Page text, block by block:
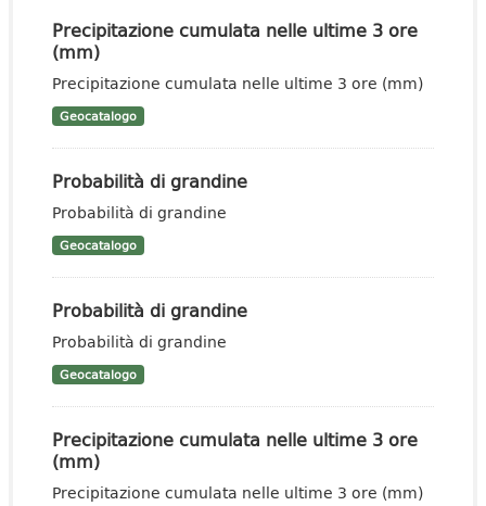
Precipitazione cumulata nelle ultime 3 ore
(mm)
Precipitazione cumulata nelle ultime 3 ore (mm)
Geocatalogo
Probabilità di grandine
Probabilità di grandine
Geocatalogo
Probabilità di grandine
Probabilità di grandine
Geocatalogo
Precipitazione cumulata nelle ultime 3 ore
(mm)
Precipitazione cumulata nelle ultime 3 ore (mm)